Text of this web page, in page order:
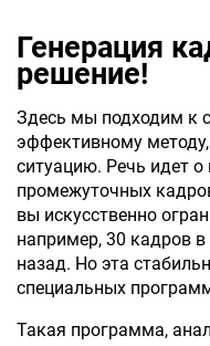
Генерация
решение!
Здесь мы подходим к
эффективному
ситуацию. Речь идет
промежуточных
вы искусственно
например, 30 кадров в
назад. Но эта
специальных
Такая программа,